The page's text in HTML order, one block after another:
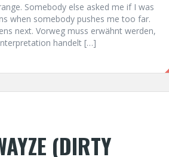
Somebody else asked me if I was
when somebody pushes me too far.
next. Vorweg muss erwähnt werden,
handelt […]
(DIRTY